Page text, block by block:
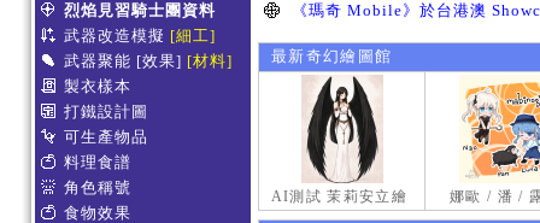
烈焰見習騎士團資料
武器改造模擬 [細工]
武器聚能 [效果] [材料]
製衣樣本
打鐵設計圖
可生產物品
料理食譜
角色稱號
食物效果
最新奇幻繪圖館
AI測試 茉莉安立繪 娜歐 / 潘 /